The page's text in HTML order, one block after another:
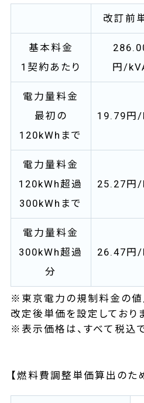
改訂前
基本料金
1契約あたり
円/
電力量料金
最初の
120kWhまで
19.79円/
電力量料金
120kWh超過
300kWhまで
25.27円/
電力量料金
300kWh超過
分
26.47円/
※東京電力の規制料金の
改定後単価を設定しておりま
※表示価格は、すべて税込で
【燃料費調整単価算出のた